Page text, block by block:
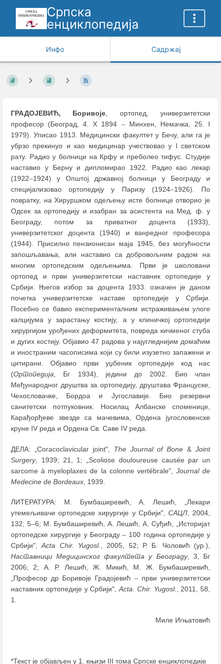
Српска
енциклопедија
Инфо Садржај
ГРАДОЈЕВИЋ, Боривоје, ортопед, универзитетски
професор (Београд, 4. X 1894 –Минхен, Немачка, 25. I
1979). Уписао 1913. Медицински факултет у Бечу, али га је
убрзо прекинуо и као медицинар учествовао у I светском
рату. Радио у болници на Крфу и преболео тифус. Студије
наставио у Берну и дипломирао 1922. Радио као лекар
(1922–1924) у Општој државној болници у Београду и
специјализовао ортопедију у Паризу (1924–1926). По
повратку, на Хируршком одељењу исте болнице отворио је
Одсек за ортопедију и изабран за асистента на Мед. ф. у
Београду, потом за приватног доцента (1933),
универзитетског доцента (1940) и ванредног професора
(1944). Присилно пензионисан маја 1945, без могућности
запошљавања, али наставио са добровољним радом на
многим ортопедским одељењима. Први је школовани
ортопед и први универзитетски наставник ортопедије у
Србији. Његов избор за доцента 1933. означен је даном
почетка универзитетске наставе ортопедије у Србији.
Посебно се бавио експерименталним истраживањем улоге
калцијума у зарастању костију, а у клиничкој ортопедији
хирургијом урођених деформитета, повреда кичменог стуба
и дугих костију. Објавио 47 радова у најугледнијим домаћим
и иностраним часописима који су били изузетно запажени и
цитирани. Објавио први уџбеник ортопедије код нас
(Ортопедија, Бг 1934), једини до 2002. Био члан
Међународног друштва за ортопедију, друштава Француске,
Чехословачке, Бордоа и Југославије. Био резервни
санитетски потпуковник. Носилац Албанске споменице,
Карађорђеве звезде са мачевима, Ордена југословенске
круне IV реда и Ордена Св. Саве IV реда.
ДЕЛА: „Coracoclavicular joint", The Journal of Bone & Joint
Surgery, 1939; 21, 1; „Scoliose douloureuse causée par un
sarcome à myeloplaxes de la colonne vertébrale", Journal de
Medecine de Bordeaux , 1939.
ЛИТЕРАТУРА: М. Бумбаширевић, А. Лешић, „Лекари
утемељивачи ортопедске хирургије у Србији", САЦЛ, 2004,
132, 5–6; М. Бумбаширевић, А. Лешић, А. Суђић, „Историјат
ортопедске хирургије у Београду – 100 година ортопедије у
Србији",Acta Chir. Yugosl.
, 2005, 52; Р. Б. Чоловић (ур.),
Наставници Медицинског факултета у Београду, 3, Бг
2006; 2; А. Р. Лешић, Ж. Микић, М. Ж. Бумбаширевић,
„Професор др Боривоје Градојевић – први универзитетски
наставник ортопедије у Србији", Acta. Chir. Yugosl.
, 2011, 58,
1.
Миле Игњатовић
*Текст је објављен у 1. књизи III тома Српске енциклопедије